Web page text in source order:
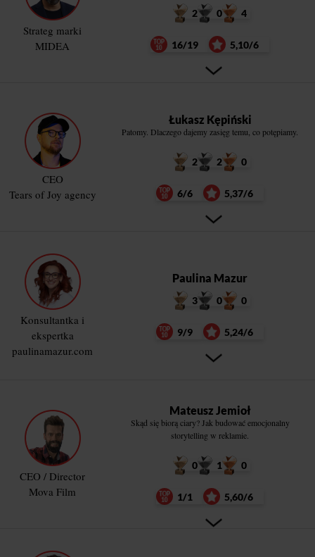
Strateg marki
MIDEA
2 0 4
16/19 5,10/6
CEO
Tears of Joy agency
Łukasz Kępiński
Patomy. Dlaczego dajemy zasięg temu, co potępiamy.
2 2 0
6/6 5,37/6
Konsultantka i
ekspertka
paulinamazur.com
Paulina Mazur
3 0 0
9/9 5,24/6
CEO / Director
Mova Film
Mateusz Jemioł
Skąd się biorą ciary? Jak budować emocjonalny
storytelling w reklamie.
0 1 0
1/1 5,60/6